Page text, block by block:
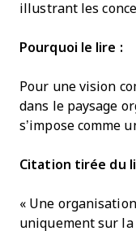
illustrant les
Pourquoi le lire :
Pour une vision
dans le paysage
s’impose comme
Citation tirée du
« Une
uniquement sur